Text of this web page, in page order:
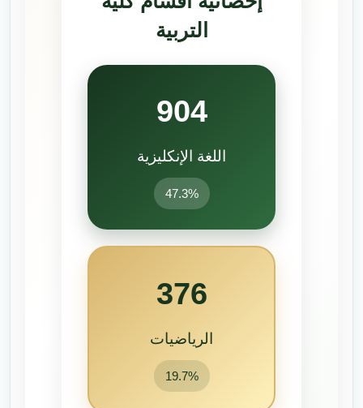
التربية
904
اللغة الإنكليزية
47.3%
376
الرياضيات
19.7%